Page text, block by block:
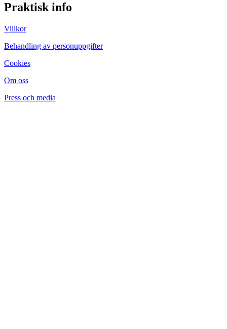
Praktisk info
Villkor
Behandling av personuppgifter
Cookies
Om oss
Press och media